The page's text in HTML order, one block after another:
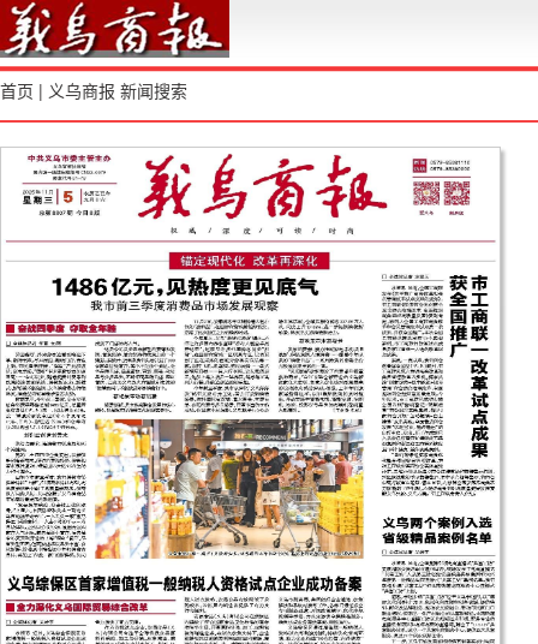
首页 | 义乌商报 新闻搜索